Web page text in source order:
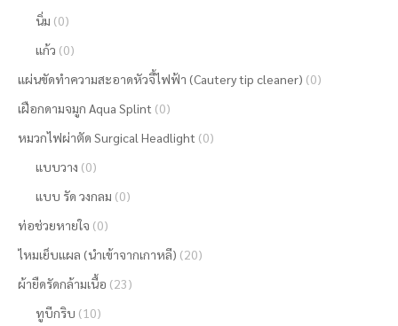
นิ่ม (0)
แก้ว (0)
แผ่นขัดทำความสะอาดหัวจี้ไฟฟ้า (Cautery tip cleaner) (0)
เฝือกดามจมูก Aqua Splint (0)
หมวกไฟผ่าตัด Surgical Headlight (0)
แบบวาง (0)
แบบ รัด วงกลม (0)
ท่อช่วยหายใจ (0)
ไหมเย็บแผล (นำเข้าจากเกาหลี) (20)
ผ้ายืดรัดกล้ามเนื้อ (23)
ทูบีกริบ (10)